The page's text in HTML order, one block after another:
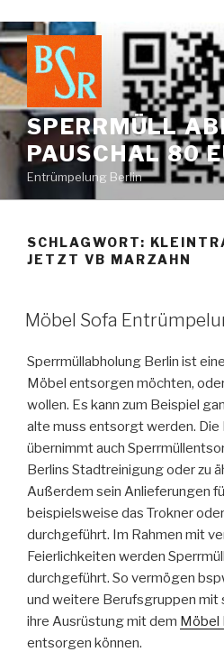
Zum
Inhalt
springen
SPERRMÜLL
PAUSCHAL 80
Entrümpelung Berlin
SCHLAGWORT:
JETZT VB MARZAHN
VERÖFFENTLICHT
AM
Möbel Sofa
Sperrmüllabholung Berlin ist
Möbel entsorgen möchten,
wollen. Es kann zum Beispiel
alte muss entsorgt werden.
übernimmt auch
Berlins Stadtreinigung oder zu
Außerdem sein Anlieferungen
beispielsweise das Trokner
durchgeführt. Im Rahmen mit
Feierlichkeiten werden
durchgeführt. So vermögen
und weitere Berufsgruppen mit
ihre Ausrüstung mit dem Möbel
entsorgen können.